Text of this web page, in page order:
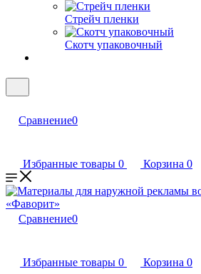
Стрейч пленки
Скотч упаковочный
Сравнение0
Избранные товары 0 Корзина 0
Сравнение0
Избранные товары 0 Корзина 0